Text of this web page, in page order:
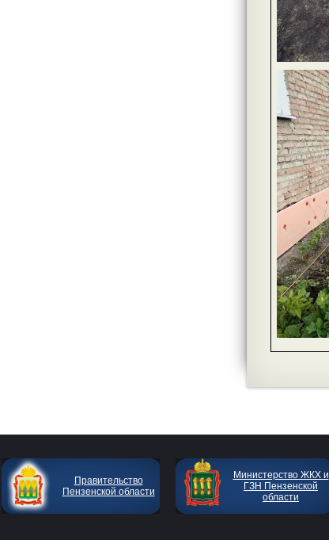
Правительство
Пензенской области
Министерство ЖКХ и
ГЗН Пензенской
области